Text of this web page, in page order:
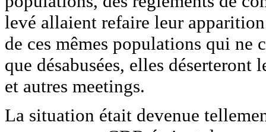
levé allaient refaire leur
de ces mêmes populations qui
que désabusées, elles déserteront
et autres meetings.
La situation était devenue